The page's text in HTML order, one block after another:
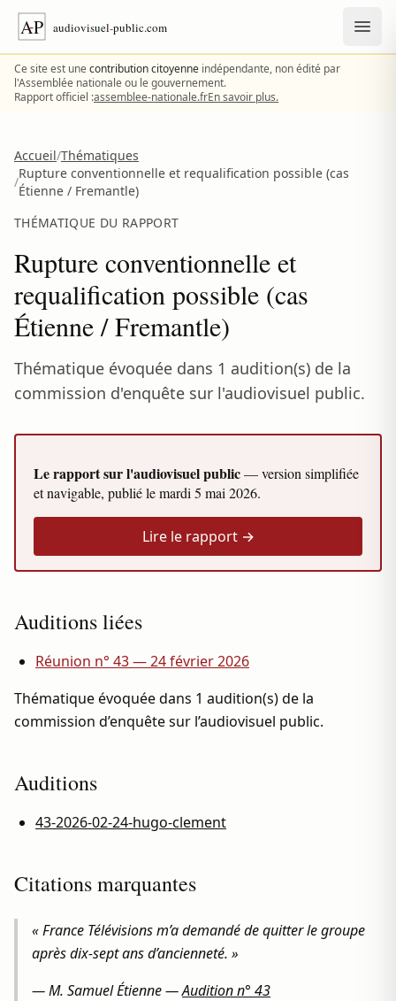
Aller au contenu
Ce site est unecontribution citoyenne indépendante, non édité par
l'Assemblée nationale ou le gouvernement.
Rapport officiel :assemblee-nationale.frEn savoir plus.
Accueil/Thématiques
/
Rupture conventionnelle et requalification possible (cas
Étienne / Fremantle)
THÉMATIQUE DU RAPPORT
Rupture conventionnelle et
requalification possible (cas
Étienne / Fremantle)
Thématique évoquée dans 1 audition(s) de la
commission d'enquête sur l'audiovisuel public.
Le rapport sur l'audiovisuel public— version simplifiée
et navigable, publié lemardi 5 mai 2026.
Lire le rapport →
Auditions liées
Réunion n° 43 — 24 février 2026
Thématique évoquée dans 1 audition(s) de la
commission d’enquête sur l’audiovisuel public.
Auditions
43-2026-02-24-hugo-clement
Citations marquantes
« France Télévisions m’a demandé de quitter le groupe
après dix-sept ans d’ancienneté. »
—M. Samuel Étienne—Audition n° 43